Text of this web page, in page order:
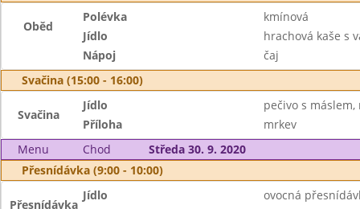
Oběd
Polévka
kmínová
Jídlo
hrachová kaše s
Nápoj
čaj
Svačina (15:00 - 16:00)
Svačina
Jídlo
pečivo s máslem,
Příloha
mrkev
Menu
Chod
Středa 30. 9. 2020
Přesnídávka (9:00 - 10:00)
Přesnídávka
Jídlo ovocná